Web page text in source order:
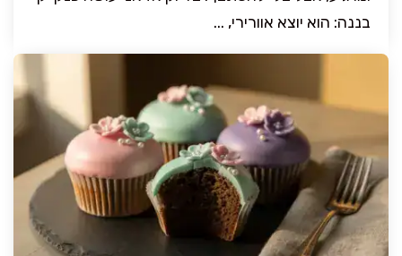
בננה: הוא יוצא אוורירי, ...